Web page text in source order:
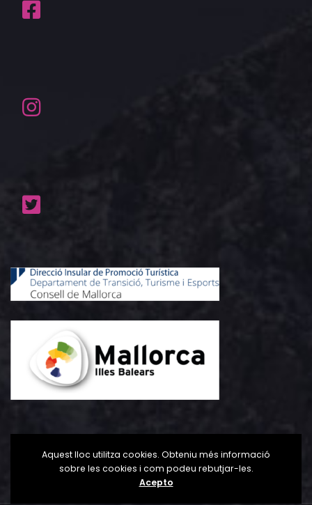
Aquest lloc utilitza cookies. Obteniu més informació
sobre les cookies i com podeu rebutjar-les.
Acepto